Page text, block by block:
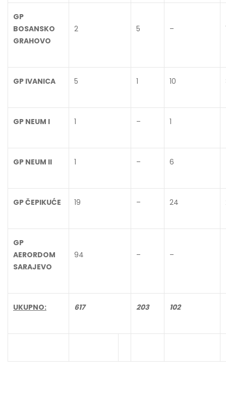
GP
BOSANSKO
GRAHOVO
2 5 –
GP IVANICA 5 1 10
GP NEUM I 1 – 1
GP NEUM II 1 – 6
GP ČEPIKUĆE 19 – 24
GP
AERORDOM
SARAJEVO
94 – –
UKUPNO: 617 203 102